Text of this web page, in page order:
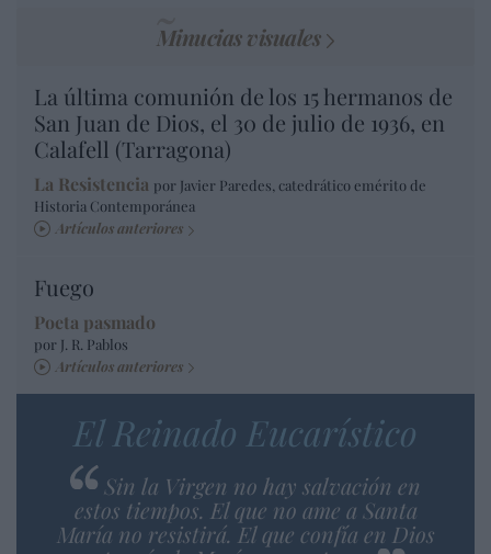
Minucias visuales
La última comunión de los 15 hermanos de
San Juan de Dios, el 30 de julio de 1936, en
Calafell (Tarragona)
La Resistencia por Javier Paredes, catedrático emérito de
Historia Contemporánea
Artículos anteriores
Fuego
Poeta pasmado
por J. R. Pablos
Artículos anteriores
El Reinado Eucarístico
Sin la Virgen no hay salvación en
estos tiempos. El que no ame a Santa
María no resistirá. El que confía en Dios